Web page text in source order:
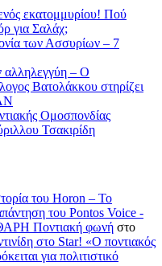
εκατομμυρίου! Πού
για Σαλάχ;
των Ασσυρίων – 7
αλληλεγγύη – Ο
Βατολάκκου στηρίζει
Ομοσπονδίας
Τσακιρίδη
του Horon – Το
του Pontos Voice -
Ποντιακή φωνή στο
στο Star! «Ο ποντιακός
για πολιτιστικό